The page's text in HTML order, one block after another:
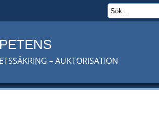
– AUKTORISATION